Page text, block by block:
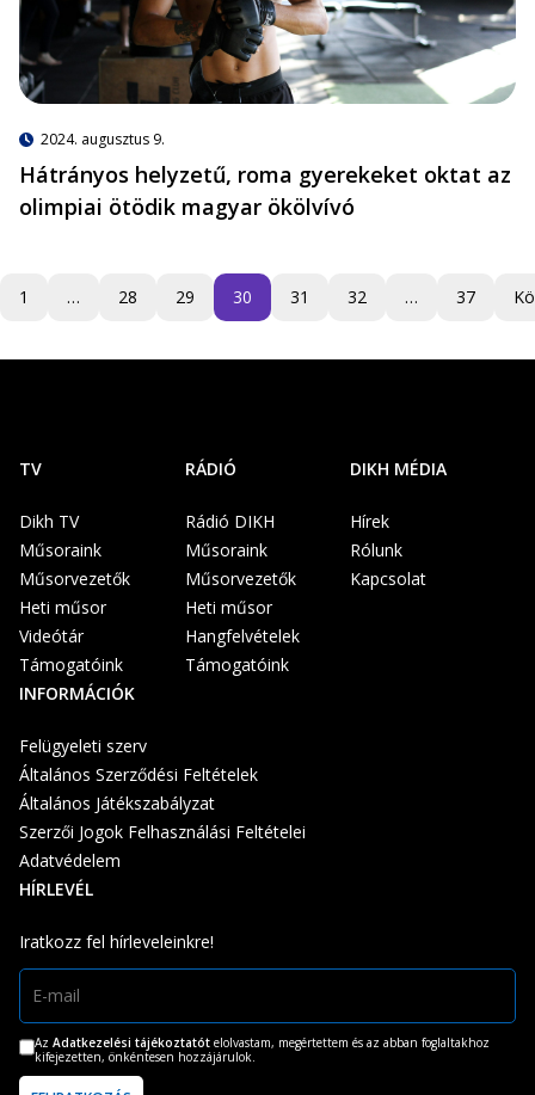
2024. augusztus 9.
Hátrányos helyzetű, roma gyerekeket oktat az
olimpiai ötödik magyar ökölvívó
1 … 28 29 30 31 32 … 37
TV
Dikh TV
Műsoraink
Műsorvezetők
Heti műsor
Videótár
Támogatóink
RÁDIÓ
Rádió DIKH
Műsoraink
Műsorvezetők
Heti műsor
Hangfelvételek
Támogatóink
DIKH MÉDIA
Hírek
Rólunk
Kapcsolat
INFORMÁCIÓK
Felügyeleti szerv
Általános Szerződési Feltételek
Általános Játékszabályzat
Szerzői Jogok Felhasználási Feltételei
Adatvédelem
HÍRLEVÉL
Iratkozz fel hírleveleinkre!
Az Adatkezelési tájékoztatót elolvastam, megértettem és az abban foglaltakhoz
kifejezetten, önkéntesen hozzájárulok.